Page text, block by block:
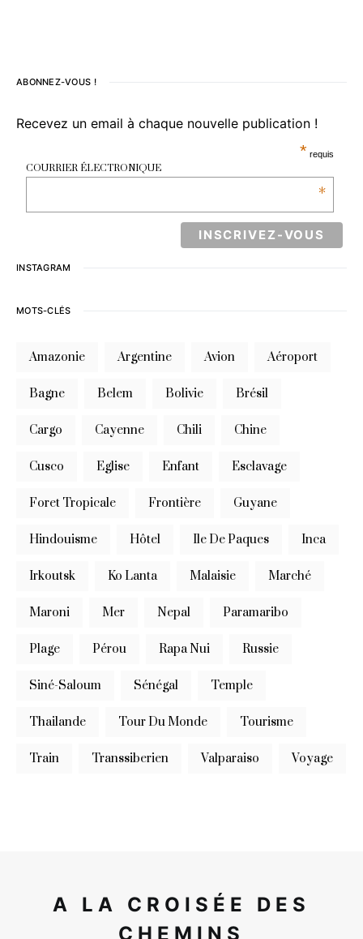
ABONNEZ-VOUS !
Recevez un email à chaque nouvelle publication !
* requis
COURRIER ÉLECTRONIQUE
*
INSTAGRAM
MOTS-CLÉS
Amazonie Argentine Avion Aéroport
Bagne Belem Bolivie Brésil
Cargo Cayenne Chili Chine
Cusco Eglise Enfant Esclavage
Foret Tropicale Frontière Guyane
Hindouisme Hôtel Ile De Paques Inca
Irkoutsk Ko Lanta Malaisie Marché
Maroni Mer Nepal Paramaribo
Plage Pérou Rapa Nui Russie
Siné-Saloum Sénégal Temple
Thailande Tour Du Monde Tourisme
Train Transsiberien Valparaiso Voyage
A LA CROISÉE DES
CHEMINS